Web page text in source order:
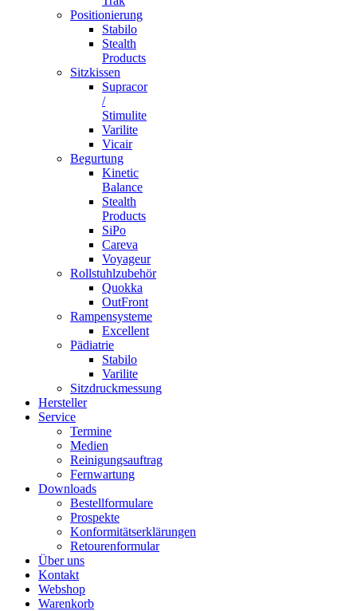
Positionierung
Stabilo
Stealth
Products
Sitzkissen
Supracor
/
Stimulite
Varilite
Vicair
Begurtung
Kinetic
Balance
Stealth
Products
SiPo
Careva
Voyageur
Rollstuhlzubehör
Quokka
OutFront
Rampensysteme
Excellent
Pädiatrie
Stabilo
Varilite
Sitzdruckmessung
Hersteller
Service
Termine
Medien
Reinigungsauftrag
Fernwartung
Downloads
Bestellformulare
Prospekte
Konformitätserklärungen
Retourenformular
Über uns
Kontakt
Webshop
Warenkorb